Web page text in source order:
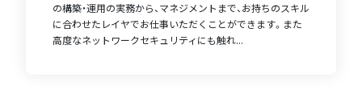
の構築・運用の実務から、マネジメントまで、お持ちのスキル
に合わせたレイヤでお仕事いただくことができます。また
高度なネットワークセキュリティにも触れ...